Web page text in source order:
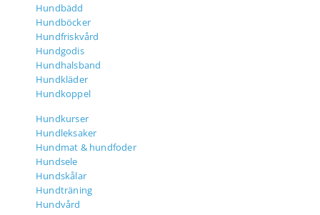
Hundbädd
Hundböcker
Hundfriskvård
Hundgodis
Hundhalsband
Hundkläder
Hundkoppel
Hundkurser
Hundleksaker
Hundmat & hundfoder
Hundsele
Hundskålar
Hundträning
Hundvård